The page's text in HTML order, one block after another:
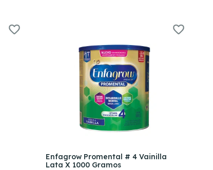
Enfagrow Promental # 4 Vainilla
Lata X 1000 Gramos